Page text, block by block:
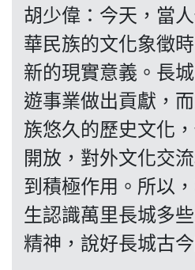
投票
視頻
昔日
系列
活動
胡少偉：今天，當
華民族的文化象徵
新的現實意義。長
遊事業做出貢獻，
族悠久的歷史文化
開放，對外文化交
到積極作用。所以
生認識萬里長城多
精神，說好長城古今